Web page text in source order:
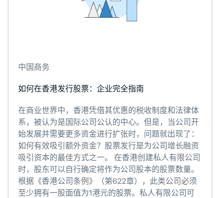
中国商务
如何在香港发行股票：企业完全指南
在商业世界中，香港凭借其优惠的税收制度和法律体
系，被认为是国际公司公认的中心。但是，当公司开
始发展并需要更多资金进行扩张时，问题就出现了：
如何有效吸引额外资金？股票发行是为公司增长融资
吸引资本的最佳方式之一。 在香港创建私人有限公司
时，股东可以自行确定将作为公司股本的股票数量。
根据《香港公司条例》（第622章），此类公司必须
至少拥有一股面值为1港元的股票。私人有限公司可